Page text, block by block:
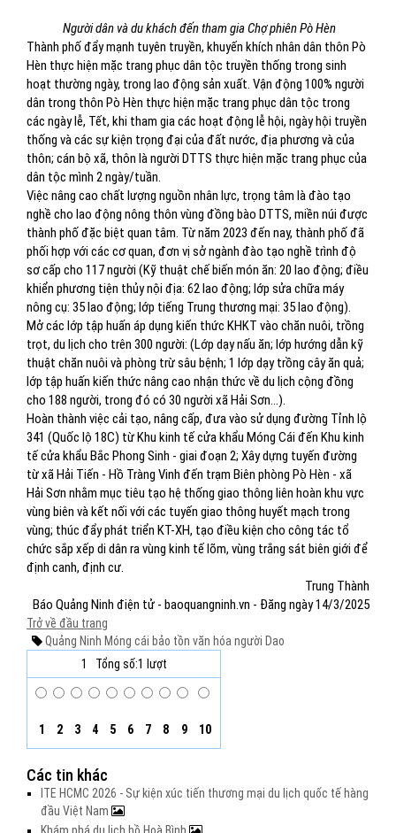
Người dân và du khách đến tham gia Chợ phiên Pò Hèn
Thành phố đẩy mạnh tuyên truyền, khuyến khích nhân dân thôn Pò
Hèn thực hiện mặc trang phục dân tộc truyền thống trong sinh
hoạt thường ngày, trong lao động sản xuất. Vận động 100% người
dân trong thôn Pò Hèn thực hiện mặc trang phục dân tộc trong
các ngày lễ, Tết, khi tham gia các hoạt động lễ hội, ngày hội truyền
thống và các sự kiện trọng đại của đất nước, địa phương và của
thôn; cán bộ xã, thôn là người DTTS thực hiện mặc trang phục của
dân tộc mình 2 ngày/tuần.
Việc nâng cao chất lượng nguồn nhân lực, trọng tâm là đào tạo
nghề cho lao động nông thôn vùng đồng bào DTTS, miền núi được
thành phố đặc biệt quan tâm. Từ năm 2023 đến nay, thành phố đã
phối hợp với các cơ quan, đơn vị sở ngành đào tạo nghề trình độ
sơ cấp cho 117 người (Kỹ thuật chế biến món ăn: 20 lao động; điều
khiển phương tiện thủy nội địa: 62 lao động; lớp sửa chữa máy
nông cụ: 35 lao động; lớp tiếng Trung thương mại: 35 lao động).
Mở các lớp tập huấn áp dụng kiến thức KHKT vào chăn nuôi, trồng
trọt, du lịch cho trên 300 người: (Lớp dạy nấu ăn; lớp hướng dẫn kỹ
thuật chăn nuôi và phòng trừ sâu bệnh; 1 lớp dạy trồng cây ăn quả;
lớp tập huấn kiến thức nâng cao nhận thức về du lịch cộng đồng
cho 188 người, trong đó có 30 người xã Hải Sơn…).
Hoàn thành việc cải tạo, nâng cấp, đưa vào sử dụng đường Tỉnh lộ
341 (Quốc lộ 18C) từ Khu kinh tế cửa khẩu Móng Cái đến Khu kinh
tế cửa khẩu Bắc Phong Sinh - giai đoạn 2; Xây dựng tuyến đường
từ xã Hải Tiến - Hồ Tràng Vinh đến trạm Biên phòng Pò Hèn - xã
Hải Sơn nhằm mục tiêu tạo hệ thống giao thông liên hoàn khu vực
vùng biên và kết nối với các tuyến giao thông huyết mạch trong
vùng; thúc đẩy phát triển KT-XH, tạo điều kiện cho công tác tổ
chức sắp xếp di dân ra vùng kinh tế lõm, vùng trắng sát biên giới để
định canh, định cư.
Trung Thành
Báo Quảng Ninh điện tử - baoquangninh.vn - Đăng ngày 14/3/2025
Trở về đầu trang
Quảng Ninh Móng cái bảo tồn văn hóa người Dao
1
Tổng số:1 lượt
1 2 3 4 5 6 7 8 9 10
Các tin khác
ITE HCMC 2026 - Sự kiện xúc tiến thương mại du lịch quốc tế hàng
đầu Việt Nam